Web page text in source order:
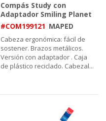
Compás Study con
Adaptador Smiling Planet
Maped Display x20
#COM199121 MAPED
Cabeza ergonómica: fácil de
sostener. Brazos metálicos.
Versión con adaptador . Caja
de plástico reciclado. Cabezal...